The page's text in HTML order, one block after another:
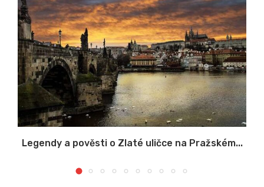
Legendy a pověsti o Zlaté uličce na Pražském...